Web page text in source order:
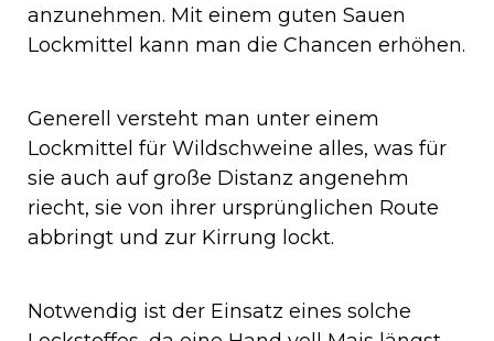
anzunehmen. Mit einem guten Sauen
Lockmittel kann man die Chancen erhöhen.
Generell versteht man unter einem
Lockmittel für Wildschweine alles, was für
sie auch auf große Distanz angenehm
riecht, sie von ihrer ursprünglichen Route
abbringt und zur Kirrung lockt.
Notwendig ist der Einsatz eines solche